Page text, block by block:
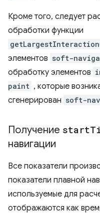
Кроме того, следует
обработки функции
элементов soft-
обработку элементов
paint , которые
сгенерирован soft-
Получение start
навигации
Все показатели
показатели плавной
используемые для
отображаются как